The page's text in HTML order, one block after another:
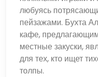
любуясь
пейзажами. Бухта
кафе,
местные закуски,
для тех, кто ищет
толпы.